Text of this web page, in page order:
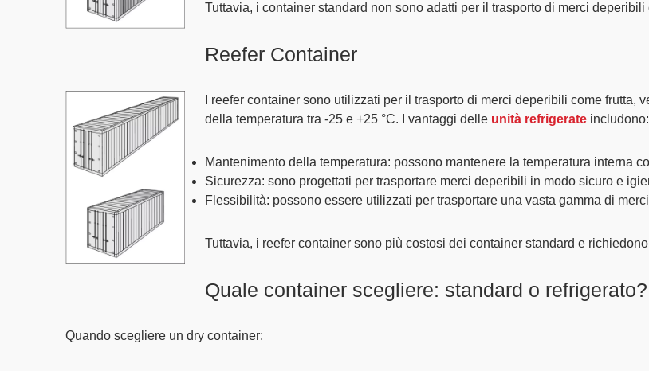
Tuttavia, i container standard non sono adatti per il trasporto di merci
Reefer Container
I reefer container sono utilizzati per il trasporto di merci deperibili come frutta,
della temperatura tra -25 e +25 °C. I vantaggi delle unità refrigerate includono:
Mantenimento della temperatura: possono mantenere la temperatura interna
Sicurezza: sono progettati per trasportare merci deperibili in modo sicuro e
Flessibilità: possono essere utilizzati per trasportare una vasta gamma di
Tuttavia, i reefer container sono più costosi dei container standard e
Quale container scegliere: standard o refrigerato?
Quando scegliere un dry container: